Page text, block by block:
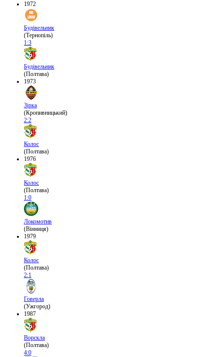
1972
Будівельник
(Тернопіль)
1:3
Будівельник
(Полтава)
1973
Зірка
(Кропивницький)
2:2
Колос
(Полтава)
1976
Колос
(Полтава)
1:0
Локомотив
(Вінниця)
1979
Колос
(Полтава)
2:1
Говерла
(Ужгород)
1987
Ворскла
(Полтава)
4:0